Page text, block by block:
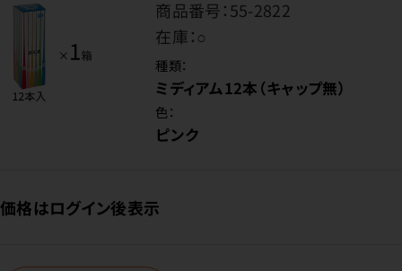
商品番号：55-2822
在庫：○
種類：
ミディアム12本（キャップ無）
色：
ピンク
価格はログイン後表示